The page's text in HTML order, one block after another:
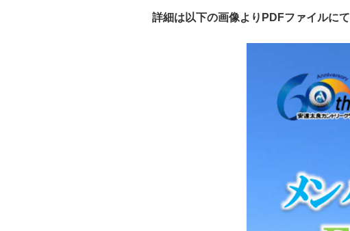
詳細は以下の画像よりPDFファイルにて